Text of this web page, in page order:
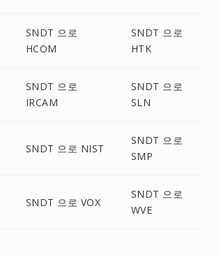
SNDT 으로
HCOM
SNDT 으로
HTK
SNDT 으로
IRCAM
SNDT 으로
SLN
SNDT 으로 NIST
SNDT 으로
SMP
SNDT 으로 VOX
SNDT 으로
WVE